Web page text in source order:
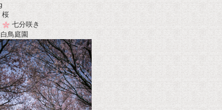
桜
七分咲き
鳥庭園